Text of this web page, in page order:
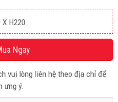
H220
Ngay
vui lòng liên hệ theo địa chỉ để
ưng ý.